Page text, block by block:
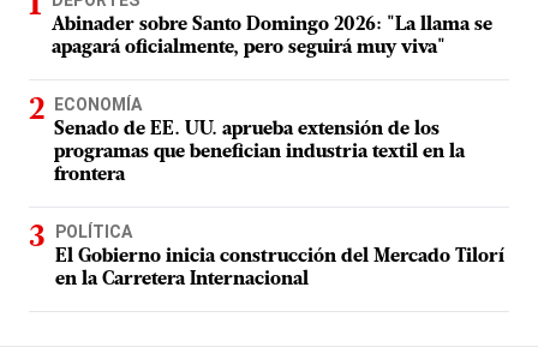
Abinader sobre Santo Domingo 2026: "La llama se
apagará oficialmente, pero seguirá muy viva"
ECONOMÍA
Senado de EE. UU. aprueba extensión de los
programas que benefician industria textil en la
frontera
POLÍTICA
El Gobierno inicia construcción del Mercado Tilorí
en la Carretera Internacional